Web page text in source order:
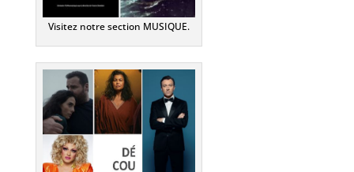
Visitez notre section MUSIQUE.